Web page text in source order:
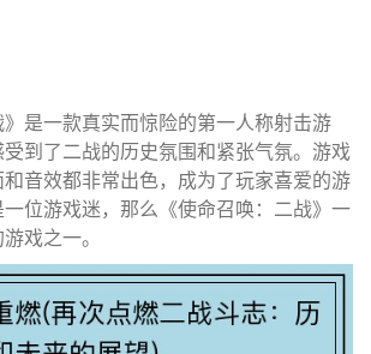
》是一款真实而惊险的第一人称射击游
到了二战的历史氛围和紧张气氛。游戏
音效都非常出色，成为了玩家喜爱的游
位游戏迷，那么《使命召唤：二战》一
戏之一。